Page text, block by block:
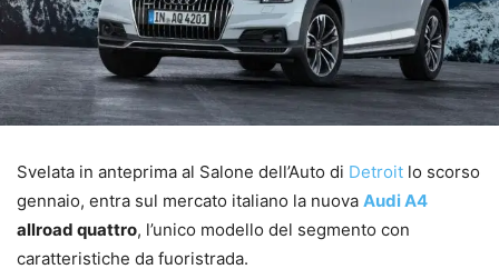
Svelata in anteprima al Salone dell’Auto di Detroit lo scorso
gennaio, entra sul mercato italiano la nuova Audi A4
allroad quattro, l’unico modello del segmento con
caratteristiche da fuoristrada.